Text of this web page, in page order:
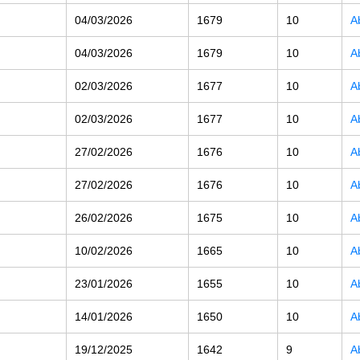
04/03/2026 1679 10
04/03/2026 1679 10
02/03/2026 1677 10
02/03/2026 1677 10
27/02/2026 1676 10
27/02/2026 1676 10
26/02/2026 1675 10
10/02/2026 1665 10
23/01/2026 1655 10
14/01/2026 1650 10
19/12/2025 1642 9